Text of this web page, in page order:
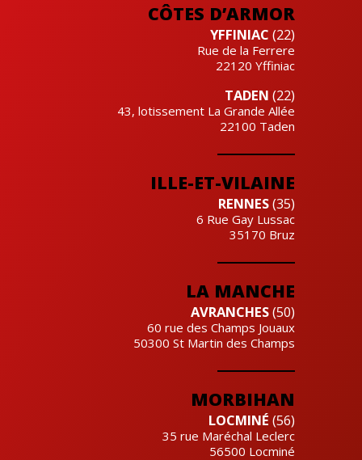
CÔTES D’ARMOR
YFFINIAC (22)
Rue de la Ferrere
22120 Yffiniac
TADEN (22)
43, lotissement La Grande Allée
22100 Taden
ILLE-ET-VILAINE
RENNES(35)
6 Rue Gay Lussac
35170 Bruz
LA MANCHE
AVRANCHES(50)
60 rue des Champs Jouaux
50300 St Martin des Champs
MORBIHAN
LOCMINÉ (56)
35 rue Maréchal Leclerc
56500 Locminé